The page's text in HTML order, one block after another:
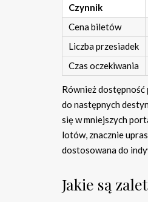
Czynnik
Cena biletów
Liczba przesiadek
Czas oczekiwania
Również dostępność
do następnych
się w mniejszych
lotów, znacznie
dostosowana do
Jakie są